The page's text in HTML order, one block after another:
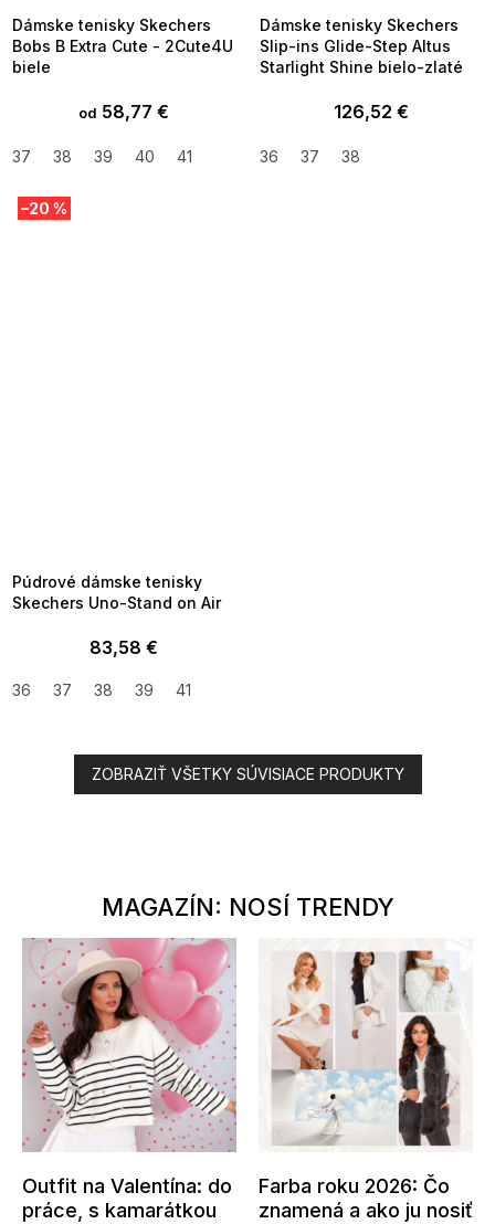
Dámske tenisky Skechers
Bobs B Extra Cute - 2Cute4U
biele
od 58,77 €
37 38 39 40 41
Dámske tenisky Skechers
Slip-ins Glide-Step Altus
Starlight Shine bielo-zlaté
126,52 €
36 37 38
–20 %
Púdrové dámske tenisky
Skechers Uno-Stand on Air
83,58 €
36 37 38 39 41
ZOBRAZIŤ VŠETKY SÚVISIACE PRODUKTY
MAGAZÍN: NOSÍ TRENDY
Outfit na Valentína: do
práce, s kamarátkou
Farba roku 2026: Čo
znamená a ako ju nosiť